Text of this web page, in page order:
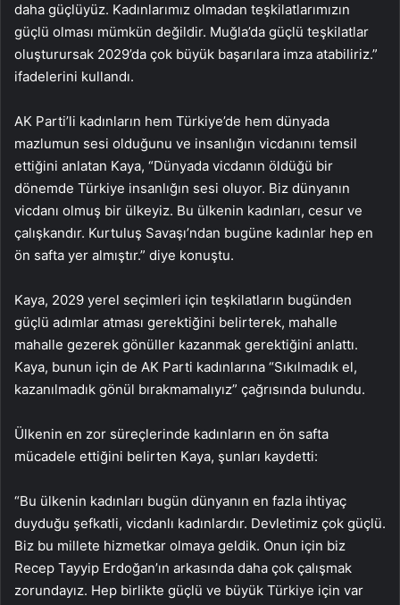
daha güçlüyüz. Kadınlarımız olmadan teşkilatlarımızın
güçlü olması mümkün değildir. Muğla’da güçlü teşkilatlar
oluşturursak 2029’da çok büyük başarılara imza atabiliriz.”
ifadelerini kullandı.
AK Parti’li kadınların hem Türkiye’de hem dünyada
mazlumun sesi olduğunu ve insanlığın vicdanını temsil
ettiğini anlatan Kaya, “Dünyada vicdanın öldüğü bir
dönemde Türkiye insanlığın sesi oluyor. Biz dünyanın
vicdanı olmuş bir ülkeyiz. Bu ülkenin kadınları, cesur ve
çalışkandır. Kurtuluş Savaşı’ndan bugüne kadınlar hep en
ön safta yer almıştır.” diye konuştu.
Kaya, 2029 yerel seçimleri için teşkilatların bugünden
güçlü adımlar atması gerektiğini belirterek, mahalle
mahalle gezerek gönüller kazanmak gerektiğini anlattı.
Kaya, bunun için de AK Parti kadınlarına “Sıkılmadık el,
kazanılmadık gönül bırakmamalıyız” çağrısında bulundu.
Ülkenin en zor süreçlerinde kadınların en ön safta
mücadele ettiğini belirten Kaya, şunları kaydetti:
“Bu ülkenin kadınları bugün dünyanın en fazla ihtiyaç
duyduğu şefkatli, vicdanlı kadınlardır. Devletimiz çok güçlü.
Biz bu millete hizmetkar olmaya geldik. Onun için biz
Recep Tayyip Erdoğan’ın arkasında daha çok çalışmak
zorundayız. Hep birlikte güçlü ve büyük Türkiye için var